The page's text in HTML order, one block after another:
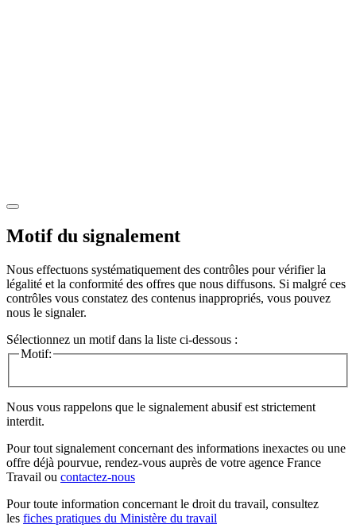
Motif du signalement
Nous effectuons systématiquement des contrôles pour vérifier la
légalité et la conformité des offres que nous diffusons. Si malgré ces
contrôles vous constatez des contenus inappropriés, vous pouvez
nous le signaler.
Sélectionnez un motif dans la liste ci-dessous :
Motif:
Nous vous rappelons que le signalement abusif est strictement
interdit.
Pour tout signalement concernant des informations inexactes ou une
offre déjà pourvue, rendez-vous auprès de votre agence France
Travail ou contactez-nous
Pour toute information concernant le droit du travail, consultez
les fiches pratiques du Ministère du travail